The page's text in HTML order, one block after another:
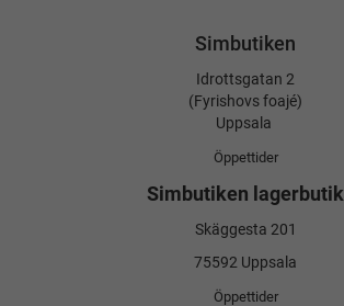
Simbutiken
Idrottsgatan 2
(Fyrishovs foajé)
Uppsala
Öppettider
Simbutiken lagerbutik
Skäggesta 201
75592 Uppsala
Öppettider